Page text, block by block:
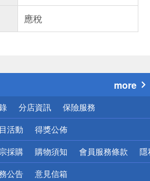
應稅
小心！
more
分店資訊 保險服務
活動 得獎公佈
採購 購物須知 會員服務條款 隱
公告 意見信箱